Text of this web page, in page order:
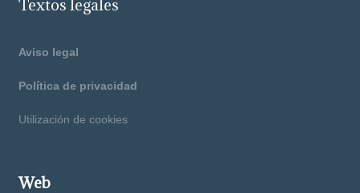
Textos legales
Aviso legal
Política de privacidad
Utilización de cookies
Web